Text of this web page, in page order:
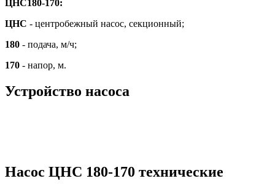
ЦНС180-170:
ЦНС - центробежный насос, секционный;
180 - подача, м/ч;
170 - напор, м.
Устройство насоса
Насос ЦНС 180-170 технические